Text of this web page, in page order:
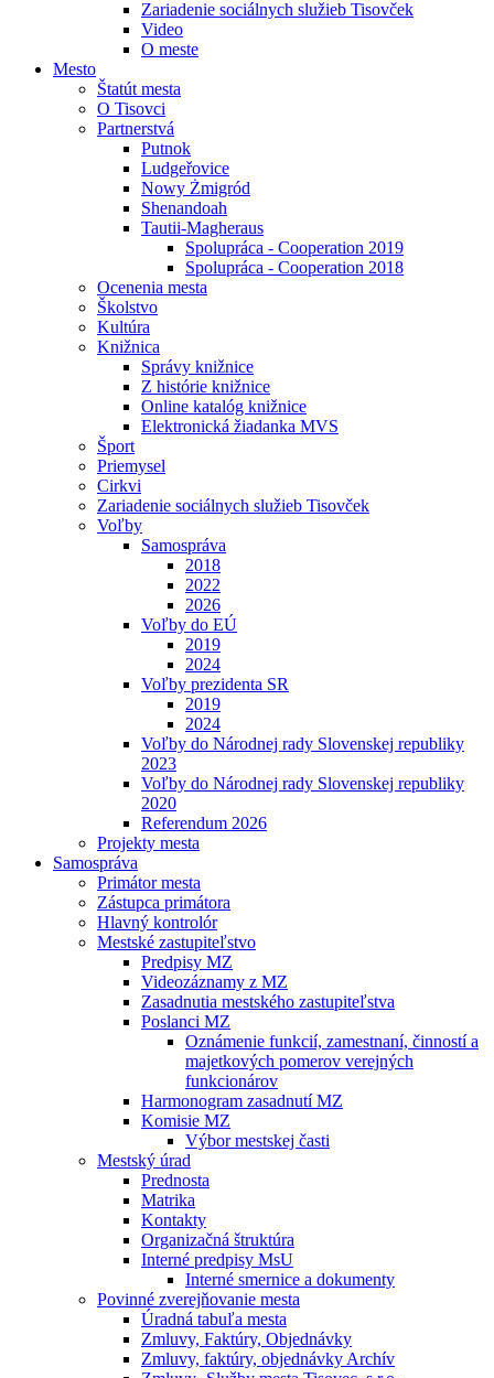
Zariadenie sociálnych služieb Tisovček
Video
O meste
Mesto
Štatút mesta
O Tisovci
Partnerstvá
Putnok
Ludgeřovice
Nowy Żmigród
Shenandoah
Tautii-Magheraus
Spolupráca - Cooperation 2019
Spolupráca - Cooperation 2018
Ocenenia mesta
Školstvo
Kultúra
Knižnica
Správy knižnice
Z histórie knižnice
Online katalóg knižnice
Elektronická žiadanka MVS
Šport
Priemysel
Cirkvi
Zariadenie sociálnych služieb Tisovček
Voľby
Samospráva
2018
2022
2026
Voľby do EÚ
2019
2024
Voľby prezidenta SR
2019
2024
Voľby do Národnej rady Slovenskej republiky
2023
Voľby do Národnej rady Slovenskej republiky
2020
Referendum 2026
Projekty mesta
Samospráva
Primátor mesta
Zástupca primátora
Hlavný kontrolór
Mestské zastupiteľstvo
Predpisy MZ
Videozáznamy z MZ
Zasadnutia mestského zastupiteľstva
Poslanci MZ
Oznámenie funkcií, zamestnaní, činností a
majetkových pomerov verejných
funkcionárov
Harmonogram zasadnutí MZ
Komisie MZ
Výbor mestskej časti
Mestský úrad
Prednosta
Matrika
Kontakty
Organizačná štruktúra
Interné predpisy MsU
Interné smernice a dokumenty
Povinné zverejňovanie mesta
Úradná tabuľa mesta
Zmluvy, Faktúry, Objednávky
Zmluvy, faktúry, objednávky Archív